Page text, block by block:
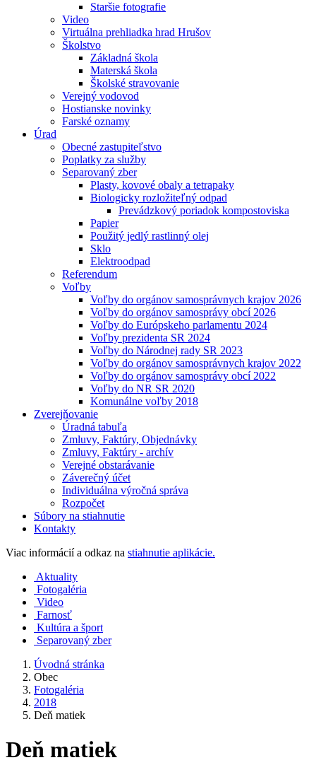
Staršie fotografie
Video
Virtuálna prehliadka hrad Hrušov
Školstvo
Základná škola
Materská škola
Školské stravovanie
Verejný vodovod
Hostianske novinky
Farské oznamy
Úrad
Obecné zastupiteľstvo
Poplatky za služby
Separovaný zber
Plasty, kovové obaly a tetrapaky
Biologicky rozložiteľný odpad
Prevádzkový poriadok kompostoviska
Papier
Použitý jedlý rastlinný olej
Sklo
Elektroodpad
Referendum
Voľby
Voľby do orgánov samosprávnych krajov 2026
Voľby do orgánov samosprávy obcí 2026
Voľby do Európskeho parlamentu 2024
Voľby prezidenta SR 2024
Voľby do Národnej rady SR 2023
Voľby do orgánov samosprávnych krajov 2022
Voľby do orgánov samosprávy obcí 2022
Voľby do NR SR 2020
Komunálne voľby 2018
Zverejňovanie
Úradná tabuľa
Zmluvy, Faktúry, Objednávky
Zmluvy, Faktúry - archív
Verejné obstarávanie
Záverečný účet
Individuálna výročná správa
Rozpočet
Súbory na stiahnutie
Kontakty
Viac informácií a odkaz na stiahnutie aplikácie.
Aktuality
Fotogaléria
Video
Farnosť
Kultúra a šport
Separovaný zber
Úvodná stránka
Obec
Fotogaléria
2018
Deň matiek
Deň matiek